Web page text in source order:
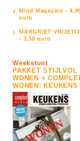
4. Mind Magazine -
euro
5. MARGRIET
- 3,50 euro
Weekstunt
PAKKET STIJLVOL
WONEN +
WONEN: KEUKENS